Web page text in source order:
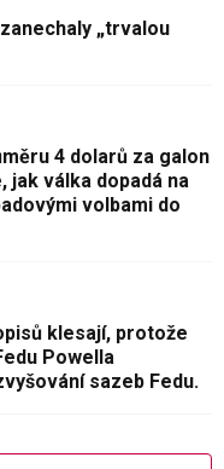
„trvalou
4 dolarů za galon
jak válka dopadá na
volbami do
klesají, protože
Powella
sazeb Fedu.